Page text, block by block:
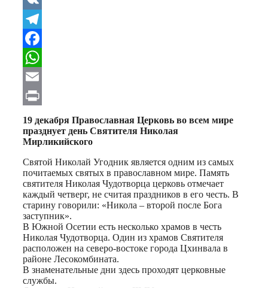
VK
Telegram
Facebook
WhatsApp
Email
Print
19 декабря Православная Церковь во всем мире
празднует день Святителя Николая
Мирликийского
Святой Николай Угодник является одним из самых
почитаемых святых в православном мире. Память
святителя Николая Чудотворца церковь отмечает
каждый четверг, не считая праздников в его честь. В
старину говорили: «Никола – второй после Бога
заступник».
В Южной Осетии есть несколько храмов в честь
Николая Чудотворца. Один из храмов Святителя
расположен на северо-востоке города Цхинвала в
районе Лесокомбината.
В знаменательные дни здесь проходят церковные
службы.